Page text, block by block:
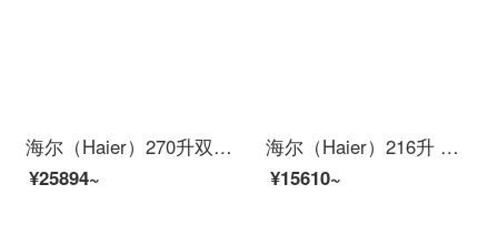
海尔（Haier）270升双变频风冷无霜三门冰箱 干湿分储全开抽屉 钢化玻璃宽幅变温 BCD-270WDEWU1
¥25894~
海尔（Haier）216升 变频风冷无霜三门冰箱 中门全温区 静音节能 DEO净味 BCD-216WDPX
¥15610~